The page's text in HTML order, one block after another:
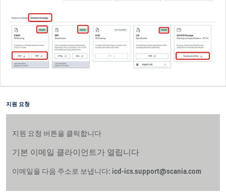
지원 요청
지원 요청 버튼을 클릭합니다
기본 이메일 클라이언트가 열립니다
이메일을 다음 주소로 보냅니다: icd-ics.support@scania.com